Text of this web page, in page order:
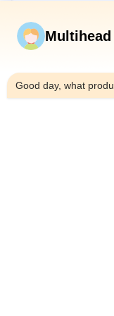
Good day, what